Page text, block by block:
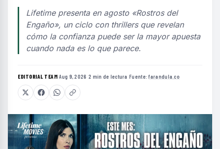
Lifetime presenta en agosto «Rostros del
Engaño», un ciclo con thrillers que revelan
cómo la confianza puede ser la mayor apuesta
cuando nada es lo que parece.
EDITORIAL TEAM·Aug 9, 2026 ·2 min de lectura ·Fuente:farandula.co